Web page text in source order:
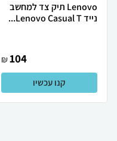
Lenovo תיק צד למחשב
נייד Lenovo Casual T...
104
₪
קנו עכשיו